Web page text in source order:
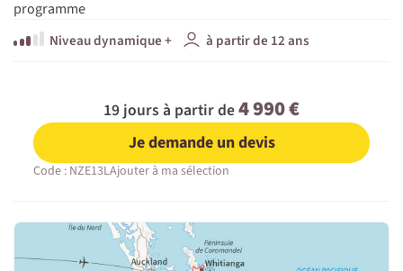
programme
Niveau dynamique +
à partir de 12 ans
19 jours à partir de4 990 €
Je demande un devis
Code : NZE13LAjouter à ma sélection